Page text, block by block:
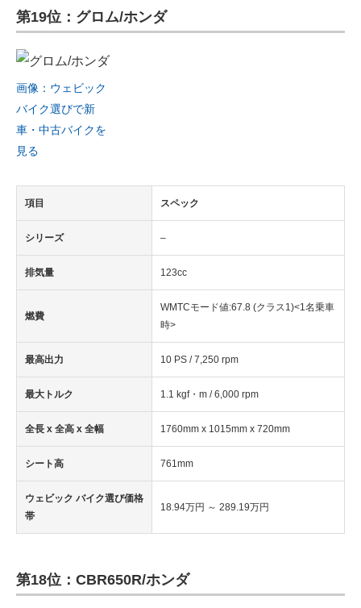
第19位：グロム/ホンダ
画像：ウェビック
バイク選びで新
車・中古バイクを
見る
項目 スペック
シリーズ –
排気量 123cc
燃費
WMTCモード値:67.8 (クラス1)<1名乗車
時>
最高出力 10 PS / 7,250 rpm
最大トルク 1.1 kgf・m / 6,000 rpm
全長 x 全高 x 全幅 1760mm x 1015mm x 720mm
シート高 761mm
ウェビック バイク選び価格
帯
18.94万円 ～ 289.19万円
第18位：CBR650R/ホンダ